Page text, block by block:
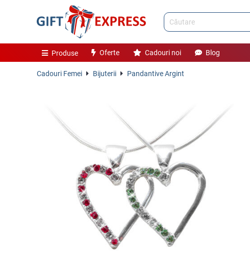
Produse Oferte Cadouri noi Blog
Cadouri Femei Bijuterii Pandantive Argint